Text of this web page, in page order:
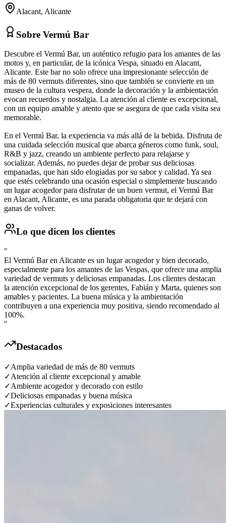
Alacant, Alicante
Sobre Vermú Bar
Descubre el Vermú Bar, un auténtico refugio para los amantes de las
motos y, en particular, de la icónica Vespa, situado en Alacant,
Alicante. Este bar no solo ofrece una impresionante selección de
más de 80 vermuts diferentes, sino que también se convierte en un
museo de la cultura vespera, donde la decoración y la ambientación
evocan recuerdos y nostalgia. La atención al cliente es excepcional,
con un equipo amable y atento que se asegura de que cada visita sea
memorable.
En el Vermú Bar, la experiencia va más allá de la bebida. Disfruta de
una cuidada selección musical que abarca géneros como funk, soul,
R&B y jazz, creando un ambiente perfecto para relajarse y
socializar. Además, no puedes dejar de probar sus deliciosas
empanadas, que han sido elogiadas por su sabor y calidad. Ya sea
que estés celebrando una ocasión especial o simplemente buscando
un lugar acogedor para disfrutar de un buen vermut, el Vermú Bar
en Alacant, Alicante, es una parada obligatoria que te dejará con
ganas de volver.
Lo que dicen los clientes
"
El Vermú Bar en Alicante es un lugar acogedor y bien decorado,
especialmente para los amantes de las Vespas, que ofrece una amplia
variedad de vermuts y deliciosas empanadas. Los clientes destacan
la atención excepcional de los gerentes, Fabián y Marta, quienes son
amables y pacientes. La buena música y la ambientación
contribuyen a una experiencia muy positiva, siendo recomendado al
100%.
"
Destacados
✓Amplia variedad de más de 80 vermuts
✓Atención al cliente excepcional y amable
✓Ambiente acogedor y decorado con estilo
✓Deliciosas empanadas y buena música
✓Experiencias culturales y exposiciones interesantes